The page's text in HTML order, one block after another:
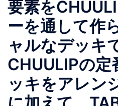
要素を
ーを通して作
ャルなデッキ
CHUULIPの定
ッキをアレン